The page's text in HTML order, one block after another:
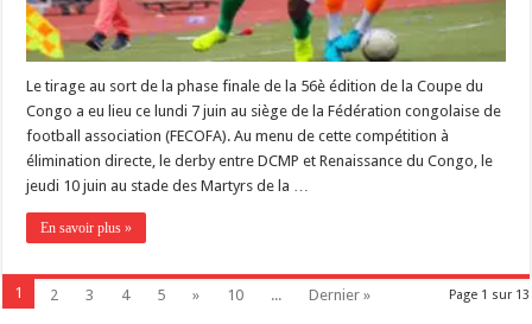
Le tirage au sort de la phase finale de la 56è édition de la Coupe du
Congo a eu lieu ce lundi 7 juin au siège de la Fédération congolaise de
football association (FECOFA). Au menu de cette compétition à
élimination directe, le derby entre DCMP et Renaissance du Congo, le
jeudi 10 juin au stade des Martyrs de la …
En savoir plus »
Page 1 sur 13
1 2 3 4 5 » 10 ... Dernier »